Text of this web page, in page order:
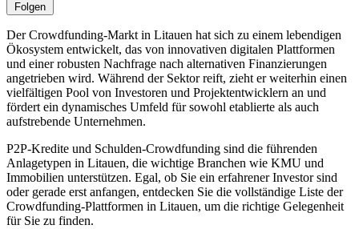
Folgen
Der Crowdfunding-Markt in Litauen hat sich zu einem lebendigen
Ökosystem entwickelt, das von innovativen digitalen Plattformen
und einer robusten Nachfrage nach alternativen Finanzierungen
angetrieben wird. Während der Sektor reift, zieht er weiterhin einen
vielfältigen Pool von Investoren und Projektentwicklern an und
fördert ein dynamisches Umfeld für sowohl etablierte als auch
aufstrebende Unternehmen.
P2P-Kredite und Schulden-Crowdfunding sind die führenden
Anlagetypen in Litauen, die wichtige Branchen wie KMU und
Immobilien unterstützen. Egal, ob Sie ein erfahrener Investor sind
oder gerade erst anfangen, entdecken Sie die vollständige Liste der
Crowdfunding-Plattformen in Litauen, um die richtige Gelegenheit
für Sie zu finden.